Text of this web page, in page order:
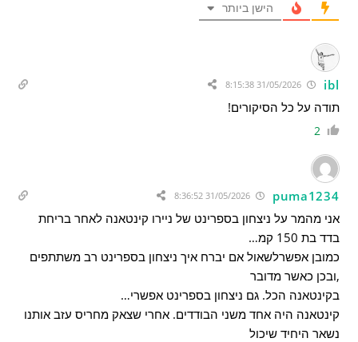
הישן ביותר
ibl
תודה על כל הסיקורים!
2
puma1234
31/05/2026 8:36:52
אני מהמר על ניצחון בספרינט של ניירו קינטאנה לאחר בריחת
בדד בת 150 קמ…
כמובן אפשרלשאול אם יברח איך ניצחון בספרינט רב משתתפים
,ובכן כאשר מדובר
בקינטאנה הכל. גם ניצחון בספרינט אפשרי…
קינטאנה היה אחד משני הבודדים. אחרי שצאק מחריס עזב אותנו
נשאר היחיד שיכול